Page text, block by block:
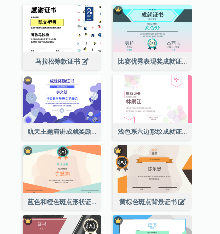
马拉松筹款证书 比赛优秀表现奖成就证书
航天主题演讲成就奖励证书 浅色系六边形纹成就证书
蓝色和橙色斑点形状证书 黄棕色斑点背景证书